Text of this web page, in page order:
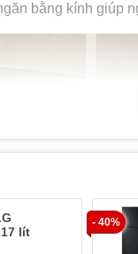
bằng kính giúp
lít
- 40%